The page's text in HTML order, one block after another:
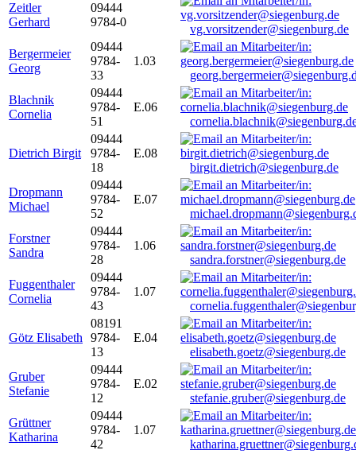
Zeitler
Gerhard
09444
9784-0
vg.vorsitzender@siegenburg.de
Bergermeier
Georg
09444
9784-
33
1.03
Blachnik
Cornelia
09444
9784-
51
E.06
Dietrich Birgit
09444
9784-
18
E.08
birgit.dietrich@siegenburg.de
Dropmann
Michael
09444
9784-
52
E.07
Forstner
Sandra
09444
9784-
28
1.06
sandra.forstner@siegenburg.de
Fuggenthaler
Cornelia
09444
9784-
43
1.07
Götz Elisabeth
08191
9784-
13
E.04
elisabeth.goetz@siegenburg.de
Gruber
Stefanie
09444
9784-
12
E.02
stefanie.gruber@siegenburg.de
Grüttner
Katharina
09444
9784-
42
1.07